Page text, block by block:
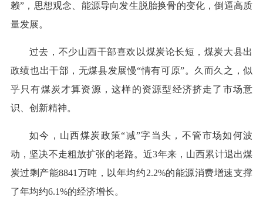
赖”，思想观念、能源导向发生脱胎换骨的变化，倒逼高质
量发展。
过去，不少山西干部喜欢以煤炭论长短，煤炭大县出
政绩也出干部，无煤县发展慢“情有可原”。久而久之，似
乎只有煤炭才算资源，这样的资源型经济挤走了市场意
识、创新精神。
如今，山西煤炭政策“减”字当头，不管市场如何波
动，坚决不走粗放扩张的老路。近3年来，山西累计退出煤
炭过剩产能8841万吨，以年均约2.2%的能源消费增速支撑
了年均约6.1%的经济增长。